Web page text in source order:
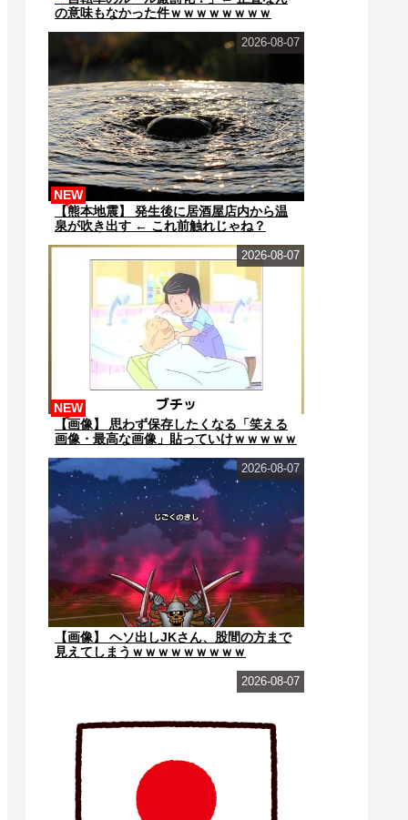
の意味もなかった件ｗｗｗｗｗｗｗｗ
【熊本地震】 発生後に居酒屋店内から温
泉が吹き出す ← これ前触れじゃね？
NEW
2026-08-07
【画像】 思わず保存したくなる「笑える
画像・最高な画像」貼っていけｗｗｗｗｗ
NEW
2026-08-07
【画像】 ヘソ出しJKさん、股間の方まで
見えてしまうｗｗｗｗｗｗｗｗｗ
2026-08-07
2026-08-07